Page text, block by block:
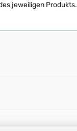
jeweiligen Produkts.